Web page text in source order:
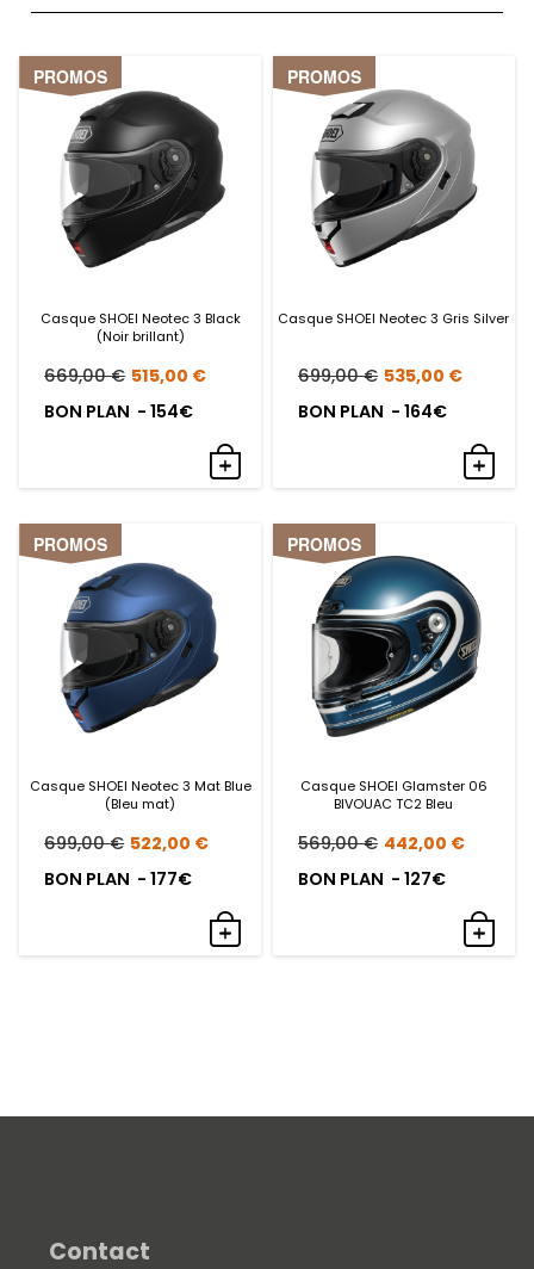
PROMOS
Casque SHOEI Neotec 3 Black
(Noir brillant)
669,00€ Le
prix
515,00 €Le
actuel
est :
BON PLAN - 154€
PROMOS
Casque SHOEI Neotec 3 Gris Silver
699,00€ Le
prix
535,00 €Le
est :
BON PLAN - 164€
PROMOS
Casque SHOEI Neotec 3 Mat Blue
(Bleu mat)
699,00€ Le
prix
522,00 €Le
actuel
est :
BON PLAN - 177€
PROMOS
Casque SHOEI Glamster 06
BIVOUAC TC2 Bleu
569,00€ Le
prix
442,00 €Le
est :
BON PLAN - 127€
Contact